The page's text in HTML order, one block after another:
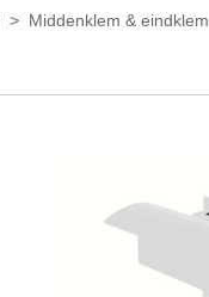
> Middenklem & eindklem